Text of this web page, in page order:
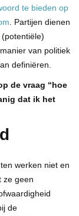
te bieden op
. Partijen dienen
van politiek
definiëren.
de vraag “hoe
dat ik het
werken niet en
ze geen
de